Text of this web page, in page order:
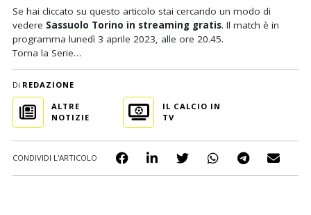
Se hai cliccato su questo articolo stai cercando un modo di
vedere Sassuolo Torino in streaming gratis. Il match è in
programma lunedì 3 aprile 2023, alle ore 20.45.
Torna la Serie…
Di REDAZIONE
ALTRE
NOTIZIE
IL CALCIO IN
TV
CONDIVIDI L'ARTICOLO